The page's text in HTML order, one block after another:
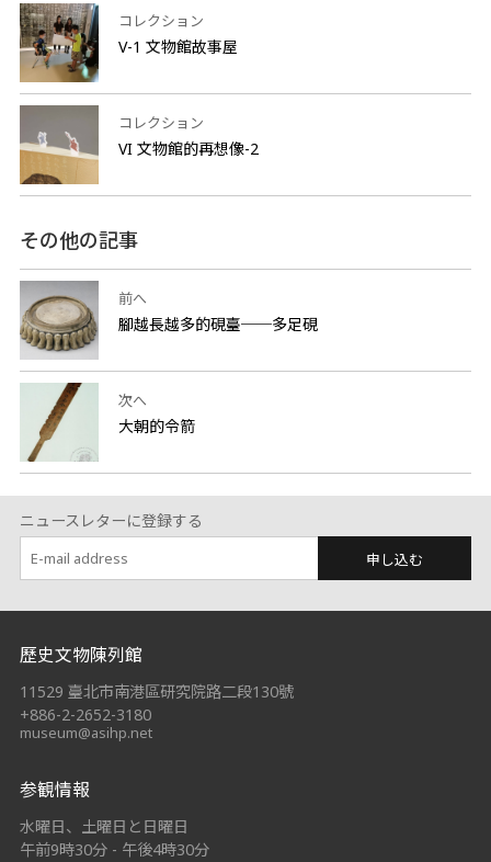
コレクション
V-1 文物館故事屋
コレクション
VI 文物館的再想像-2
その他の記事
前へ
腳越長越多的硯臺──多足硯
次へ
大朝的令箭
ニュースレターに登録する
申し込む
:::
歷史文物陳列館
11529 臺北市南港區研究院路二段130號
+886-2-2652-3180
museum@asihp.net
参観情報
水曜日、土曜日と日曜日
午前9時30分 - 午後4時30分